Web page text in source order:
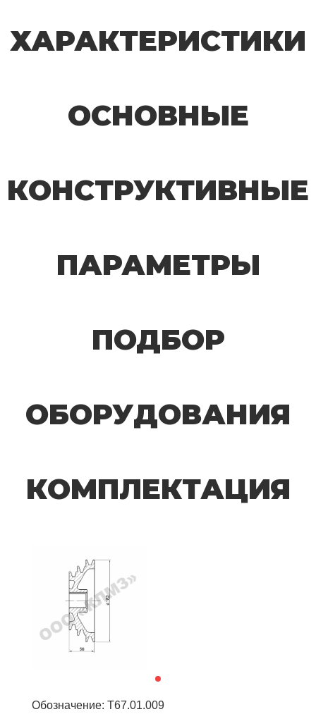
ХАРАКТЕРИСТИКИ
ОСНОВНЫЕ
КОНСТРУКТИВНЫЕ
ПАРАМЕТРЫ
ПОДБОР
ОБОРУДОВАНИЯ
КОМПЛЕКТАЦИЯ
Обозначение: Т67.01.009